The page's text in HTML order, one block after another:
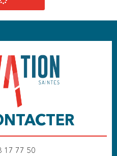
17 77 50